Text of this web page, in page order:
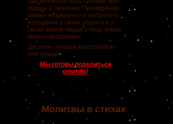
годаря Служению Примирения
имеют возможность попросить
прощения у своих родных и у
своих жертв лицом к лицу через
видеообращение.
Десятки случаев восстановле-
ния семей!
Мы готовы поделиться
опытом!
Молитвы в стихах